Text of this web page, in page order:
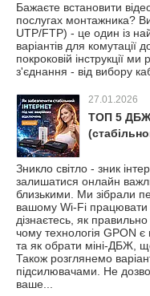
Бажаєте встановити
послугах монтажника?
UTP/FTP) - це один із
варіантів для
покроковій інструкції ми
з'єднання - від вибору
27.01.2026
ТОП 5 ДБЖ
Зникло світло - зник
залишатися онлайн
близькими. Ми зібрали
вашому Wi-Fi працювати
дізнаєтесь, як
чому технологія GPON
та як обрати міні-ДБЖ,
Також розглянемо
підсилювачами. Не
ваше...